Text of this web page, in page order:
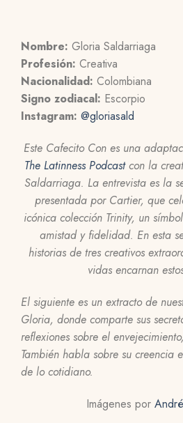
Nombre: Gloria Saldarriaga
Profesión: Creativa
Nacionalidad: Colombiana
Signo zodiacal: Escorpio
Instagram: @gloriasald
Este Cafecito Con es una
The Latinness Podcastcon la
Saldarriaga. La entrevista es la
presentada por Cartier, que
icónica colección Trinity, un
amistad y fidelidad. En esta
historias de tres creativos
vidas encarnan
El siguiente es un extracto de
Gloria, donde comparte sus
reflexiones sobre el
También habla sobre su creencia
de lo cotidiano.
Imágenes por